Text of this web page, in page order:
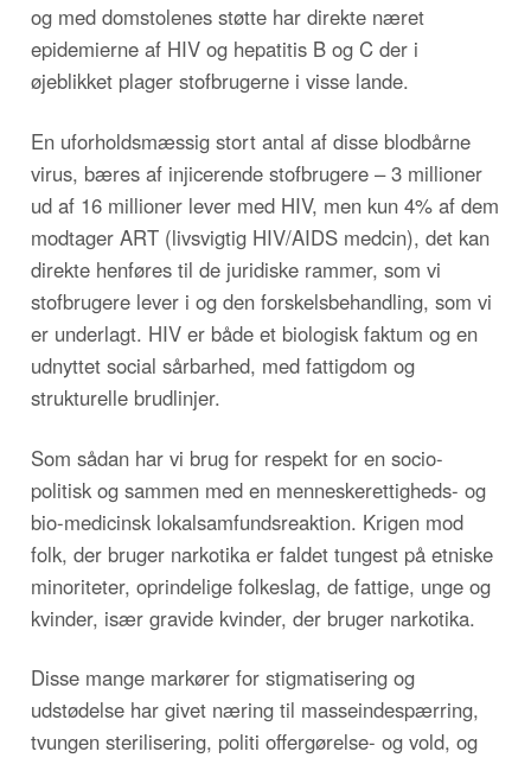
og med domstolenes støtte har direkte næret
epidemierne af HIV og hepatitis B og C der i
øjeblikket plager stofbrugerne i visse lande.
En uforholdsmæssig stort antal af disse blodbårne
virus, bæres af injicerende stofbrugere – 3 millioner
ud af 16 millioner lever med HIV, men kun 4% af dem
modtager ART (livsvigtig HIV/AIDS medcin), det kan
direkte henføres til de juridiske rammer, som vi
stofbrugere lever i og den forskelsbehandling, som vi
er underlagt. HIV er både et biologisk faktum og en
udnyttet social sårbarhed, med fattigdom og
strukturelle brudlinjer.
Som sådan har vi brug for respekt for en socio-
politisk og sammen med en menneskerettigheds- og
bio-medicinsk lokalsamfundsreaktion. Krigen mod
folk, der bruger narkotika er faldet tungest på etniske
minoriteter, oprindelige folkeslag, de fattige, unge og
kvinder, især gravide kvinder, der bruger narkotika.
Disse mange markører for stigmatisering og
udstødelse har givet næring til masseindespærring,
tvungen sterilisering, politi offergørelse- og vold, og